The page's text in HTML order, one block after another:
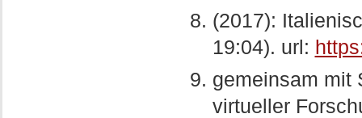
(2017):
19:04). url:
gemeinsam mit
virtueller